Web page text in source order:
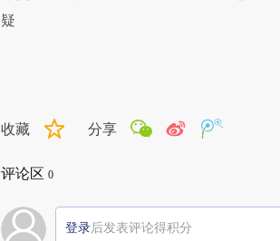
疑
收藏 分享
评论区 0
登录后发表评论得积分